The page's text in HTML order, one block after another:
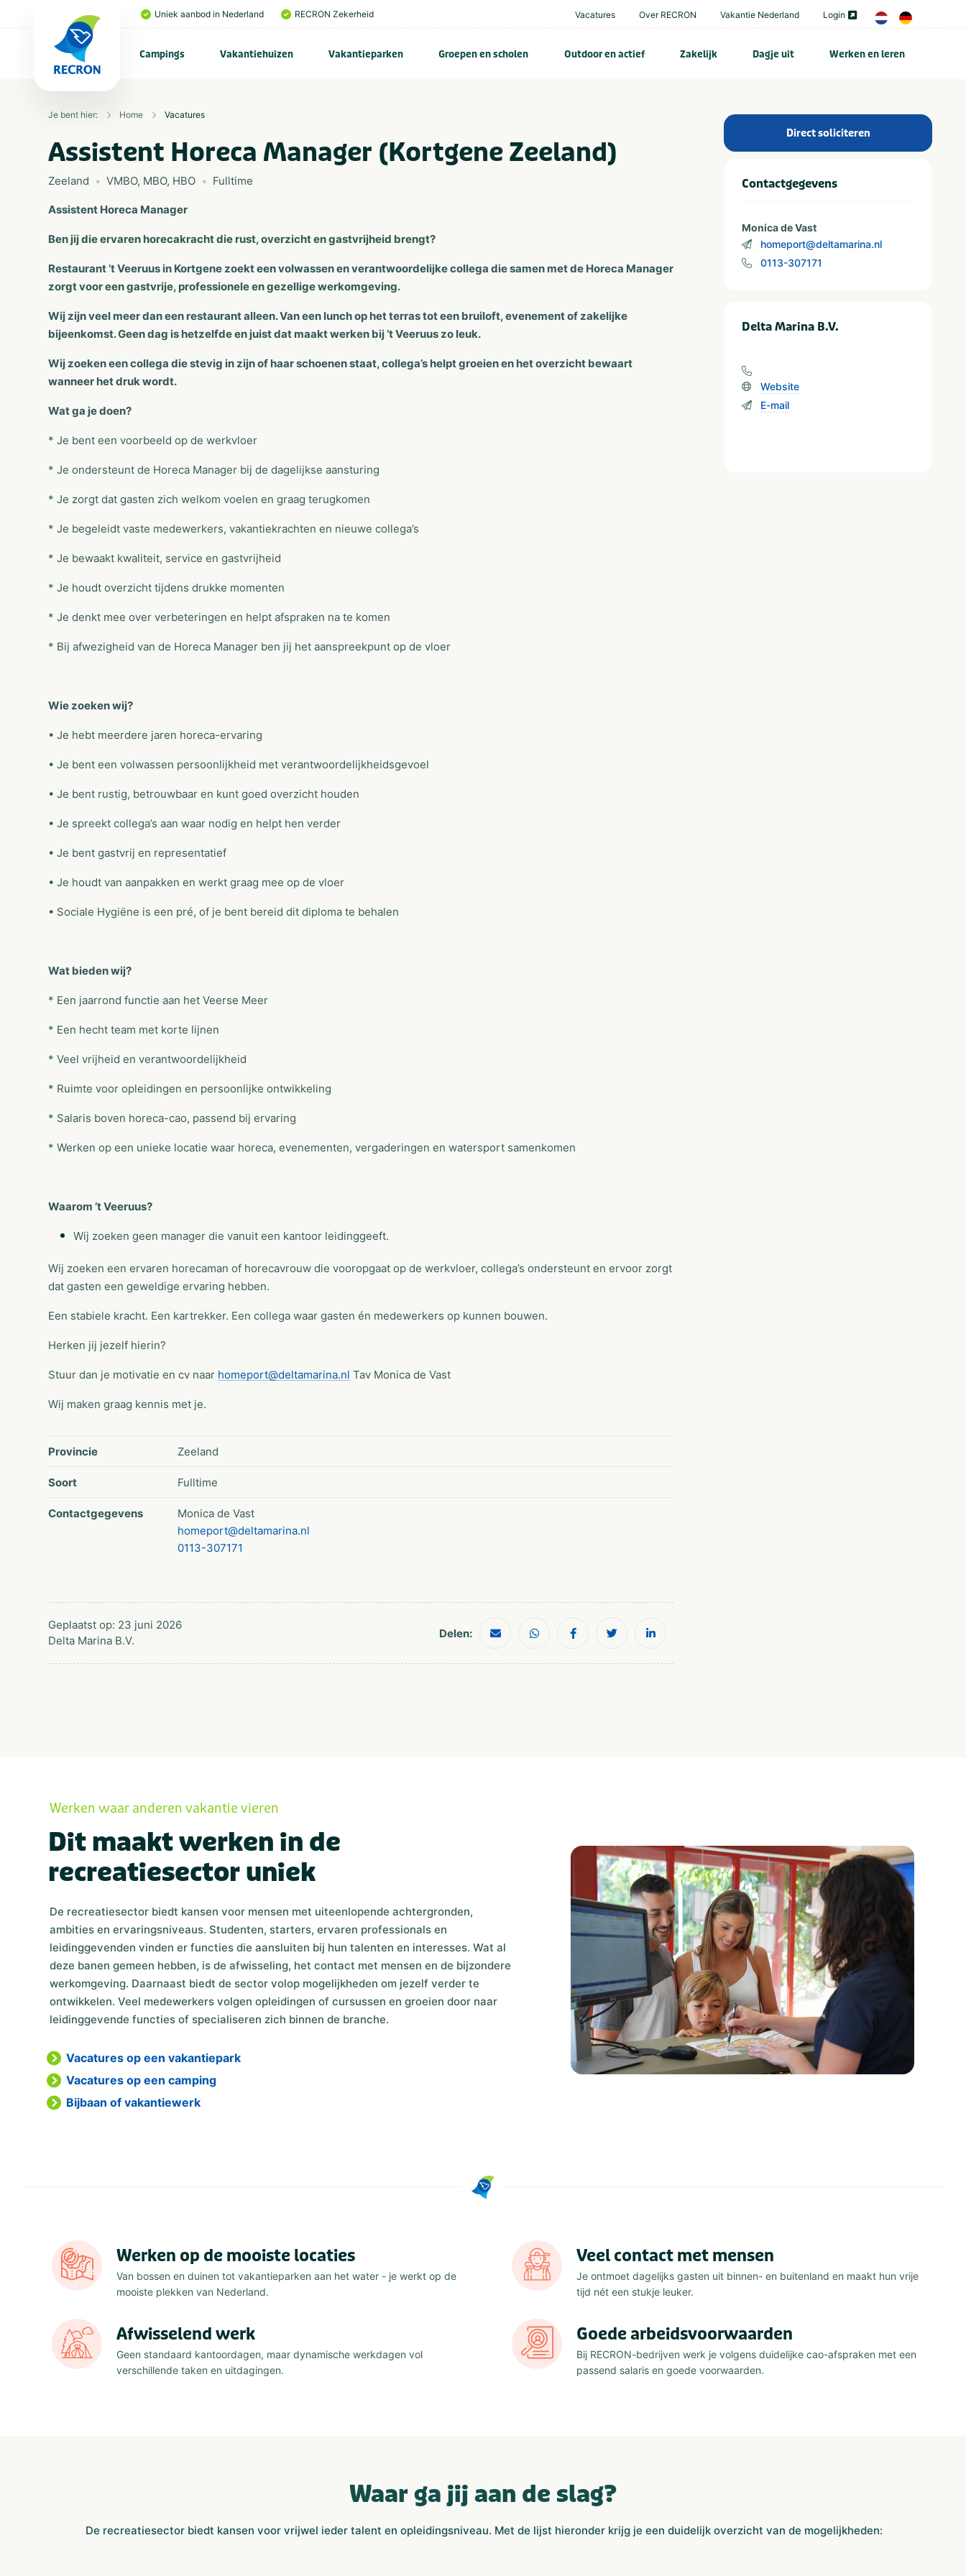
Uniek aanbod in Nederland RECRON Zekerheid Vacatures Over RECRON Vakantie Nederland Login
Campings Vakantiehuizen Vakantieparken Groepen en scholen Outdoor en actief Zakelijk Dagje uit Werken en leren
Direct soliciteren
Contactgegevens
Monica de Vast
homeport@deltamarina.nl
0113-307171
Delta Marina B.V.
Website
E-mail
Je bent hier: Home Vacatures
Assistent Horeca Manager (Kortgene Zeeland)
Zeeland VMBO, MBO, HBO Fulltime
Assistent Horeca Manager
Ben jij die ervaren horecakracht die rust, overzicht en gastvrijheid brengt?
Restaurant ’t Veeruus in Kortgene zoekt een volwassen en verantwoordelijke collega die samen met de Horeca Manager
zorgt voor een gastvrije, professionele en gezellige werkomgeving.
Wij zijn veel meer dan een restaurant alleen. Van een lunch op het terras tot een bruiloft, evenement of zakelijke
bijeenkomst. Geen dag is hetzelfde en juist dat maakt werken bij ’t Veeruus zo leuk.
Wij zoeken een collega die stevig in zijn of haar schoenen staat, collega’s helpt groeien en het overzicht bewaart
wanneer het druk wordt.
Wat ga je doen?
* Je bent een voorbeeld op de werkvloer
* Je ondersteunt de Horeca Manager bij de dagelijkse aansturing
* Je zorgt dat gasten zich welkom voelen en graag terugkomen
* Je begeleidt vaste medewerkers, vakantiekrachten en nieuwe collega’s
* Je bewaakt kwaliteit, service en gastvrijheid
* Je houdt overzicht tijdens drukke momenten
* Je denkt mee over verbeteringen en helpt afspraken na te komen
* Bij afwezigheid van de Horeca Manager ben jij het aanspreekpunt op de vloer
Wie zoeken wij?
• Je hebt meerdere jaren horeca-ervaring
• Je bent een volwassen persoonlijkheid met verantwoordelijkheidsgevoel
• Je bent rustig, betrouwbaar en kunt goed overzicht houden
• Je spreekt collega’s aan waar nodig en helpt hen verder
• Je bent gastvrij en representatief
• Je houdt van aanpakken en werkt graag mee op de vloer
• Sociale Hygiëne is een pré, of je bent bereid dit diploma te behalen
Wat bieden wij?
* Een jaarrond functie aan het Veerse Meer
* Een hecht team met korte lijnen
* Veel vrijheid en verantwoordelijkheid
* Ruimte voor opleidingen en persoonlijke ontwikkeling
* Salaris boven horeca-cao, passend bij ervaring
* Werken op een unieke locatie waar horeca, evenementen, vergaderingen en watersport samenkomen
Waarom ’t Veeruus?
Wij zoeken geen manager die vanuit een kantoor leidinggeeft.
Wij zoeken een ervaren horecaman of horecavrouw die vooropgaat op de werkvloer, collega’s ondersteunt en ervoor zorgt
dat gasten een geweldige ervaring hebben.
Een stabiele kracht. Een kartrekker. Een collega waar gasten én medewerkers op kunnen bouwen.
Herken jij jezelf hierin?
Stuur dan je motivatie en cv naar homeport@deltamarina.nl Tav Monica de Vast
Wij maken graag kennis met je.
Provincie Zeeland
Soort Fulltime
Contactgegevens
Monica de Vast
homeport@deltamarina.nl
0113-307171
Geplaatst op: 23 juni 2026
Delta Marina B.V.
Delen:
Werken waar anderen vakantie vieren
Dit maakt werken in de
recreatiesector uniek
De recreatiesector biedt kansen voor mensen met uiteenlopende achtergronden,
ambities en ervaringsniveaus. Studenten, starters, ervaren professionals en
leidinggevenden vinden er functies die aansluiten bij hun talenten en interesses. Wat al
deze banen gemeen hebben, is de afwisseling, het contact met mensen en de bijzondere
werkomgeving. Daarnaast biedt de sector volop mogelijkheden om jezelf verder te
ontwikkelen. Veel medewerkers volgen opleidingen of cursussen en groeien door naar
leidinggevende functies of specialiseren zich binnen de branche.
Vacatures op een vakantiepark
Vacatures op een camping
Bijbaan of vakantiewerk
Werken op de mooiste locaties
Van bossen en duinen tot vakantieparken aan het water - je werkt op de
mooiste plekken van Nederland.
Veel contact met mensen
Je ontmoet dagelijks gasten uit binnen- en buitenland en maakt hun vrije
tijd nét een stukje leuker.
Afwisselend werk
Geen standaard kantoordagen, maar dynamische werkdagen vol
verschillende taken en uitdagingen.
Goede arbeidsvoorwaarden
Bij RECRON-bedrijven werk je volgens duidelijke cao-afspraken met een
passend salaris en goede voorwaarden.
Waar ga jij aan de slag?
De recreatiesector biedt kansen voor vrijwel ieder talent en opleidingsniveau. Met de lijst hieronder krijg je een duidelijk overzicht van de mogelijkheden: